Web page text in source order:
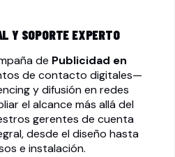
Y SOPORTE EXPERTO
de Publicidad en
de contacto digitales—
y difusión en redes
el alcance más allá del
gerentes de cuenta
desde el diseño hasta
e instalación.